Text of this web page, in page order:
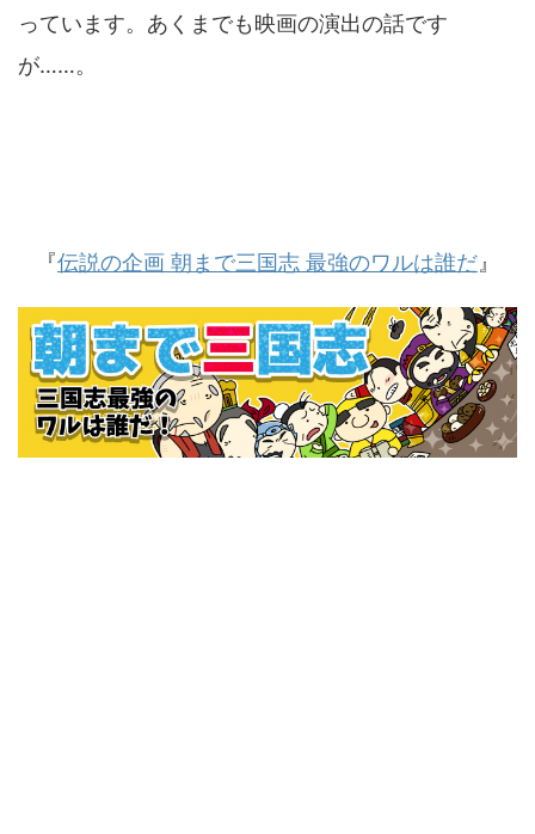
っています。あくまでも映画の演出の話です
が……。
『伝説の企画 朝まで三国志 最強のワルは誰だ 』